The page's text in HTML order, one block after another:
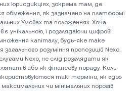
юрисдикціях, зокрема там, де
обмеження, як зазначено на платформі
Умовах та положеннях. Хоча
унікальною, і розглядаючи цифрові
капіталу, будь-яке таке
розуміння пропозицій Nexo.
Nexo, не слід розглядати як
або як фінансову пораду. Коли
такі терміни, як «до»
чи мінімальних порогів